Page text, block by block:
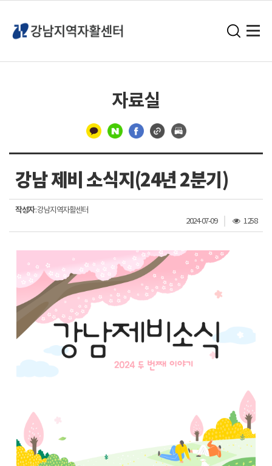
자료실
분
선
강남 제비 소식지(24년 2분기)
작성자: 강남지역자활센터
2024-07-09
조
회
1258